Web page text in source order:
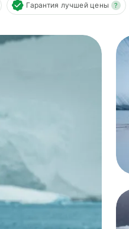
Гарантия лучшей цены ?